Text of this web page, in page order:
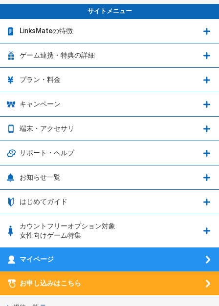
サイトメニュー
LinksMateの特徴
LinksMateの特徴
音声通話料金がもっとオトクに
データ通信容量繰り越し
通信エリアと通信速度状況
つながる端末保証
フィルタリングアプリ
5G回線オプションについて
LINE年齢認証について
ゲーム連携・特典の詳細
ゲーム連携・特典の詳細
ブレイブソード×ブレイズソウル
ウマ娘 プリティーダービー
プリンセスコネクト！Re:Dive
釣り★スタ
ウマスクについて
プラン・料金
プラン・料金
3種類のSIMタイプ
日割り計算
キャンペーン
お得なキャンペーン実施中！
OPPO端末購入キャンペーン第5弾
端末・アクセサリ
端末・アクセサリ
iPhone利用について
動作確認済み端末一覧
サポート・ヘルプ
サポート・ヘルプ
nanoSIM･microSIM･通常SIMの初期設定方法
eSIMの初期設定方法
MVNOのギモンを解消！
お知らせ一覧
お知らせ一覧
はじめてガイド
はじめてガイド
SIMサービスについて
SIMロック解除ガイド
カウントフリーオプション対象
女性向けゲーム特集
刀剣乱舞-ONLINE- Pocket
あんさんぶるスターズ！！Music
マイページ
お申し込みはこちら